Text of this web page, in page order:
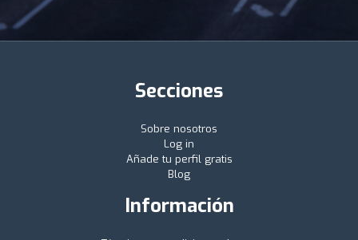
Secciones
Sobre nosotros
Log in
Añade tu perfil gratis
Blog
Información